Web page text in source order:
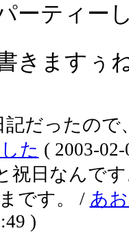
ーティー
きますぅ
記だったの
た ( 2003-
祝日なんです
です。 / あ
)